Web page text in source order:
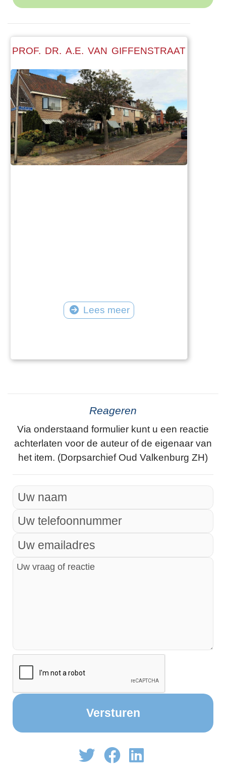
PROF. DR. A.E. VAN GIFFENSTRAAT
Lees meer
Reageren
Via onderstaand formulier kunt u een reactie
achterlaten voor de auteur of de eigenaar van
het item. (Dorpsarchief Oud Valkenburg ZH)